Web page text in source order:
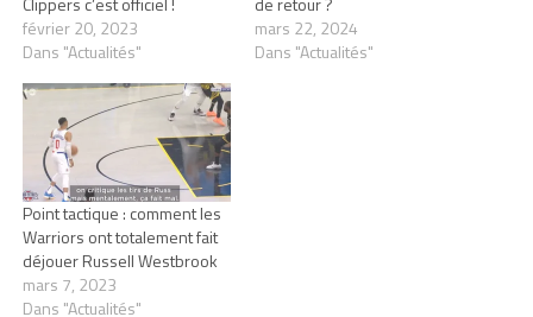
février 20, 2023
Dans "Actualités"
mars 22, 2024
Dans "Actualités"
Point tactique : comment les
Warriors ont totalement fait
déjouer Russell Westbrook
mars 7, 2023
Dans "Actualités"